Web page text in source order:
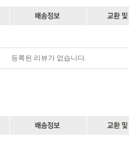
등록된 리뷰가 없습니다.